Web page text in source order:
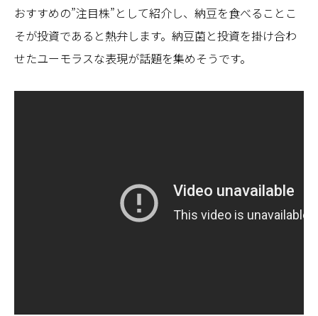
おすすめの”注目株”として紹介し、納豆を食べることこ
そが投資であると熱弁します。納豆菌と投資を掛け合わ
せたユーモラスな表現が話題を集めそうです。